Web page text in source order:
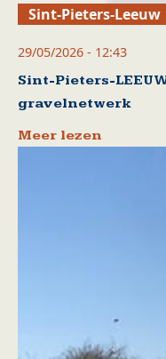
Sint-Pieters-Leeuw
29/05/2026 - 12:43
Sint-Pieters-
gravelnetwerk
Meer lezen